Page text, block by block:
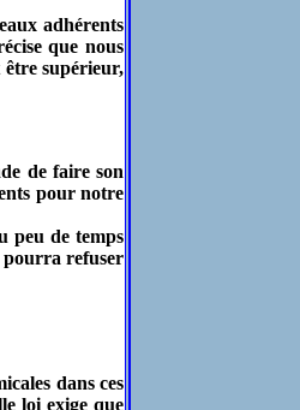
adhérents
que nous
supérieur,
de faire son
pour notre
peu de temps
pourra refuser
dans ces
loi exige que